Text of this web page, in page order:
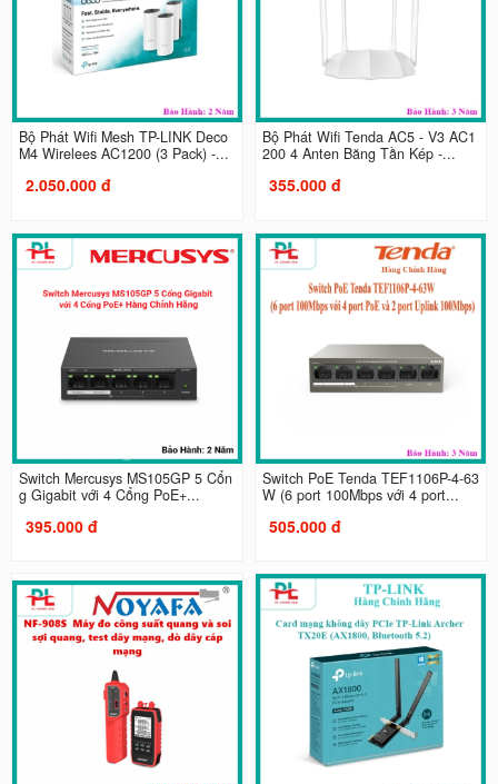
Bộ Phát Wifi Mesh TP-LINK Deco
M4 Wirelees AC1200 (3 Pack) -...
2.050.000 đ
Bộ Phát Wifi Tenda AC5 - V3 AC1
200 4 Anten Băng Tần Kép -...
355.000 đ
Switch Mercusys MS105GP 5 Cổn
g Gigabit với 4 Cổng PoE+...
395.000 đ
Switch PoE Tenda TEF1106P-4-63
W (6 port 100Mbps với 4 port...
505.000 đ